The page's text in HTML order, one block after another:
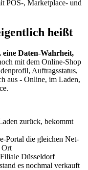
POS-, Marketplace- und
heißt
eine Daten-Wahrheit,
mit dem Online-Shop
Auftragsstatus,
aus - Online, im Laden,
zurück, bekommt
Portal die gleichen Net-
Ort
Düsseldorf
es nochmal verkauft